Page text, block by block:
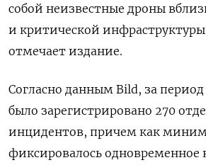
собой неизвестные дроны
и критической
отмечает издание.
Согласно данным Bild, за
было зарегистрировано 270
инцидентов, причем как
фиксировалось одновременное